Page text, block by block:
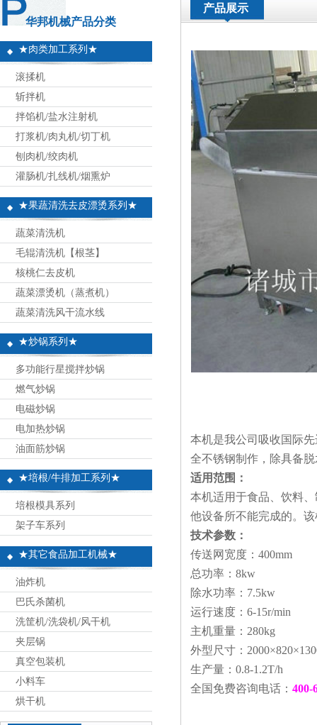
华邦机械产品分类
★肉类加工系列★
滚揉机
斩拌机
拌馅机/盐水注射机
打浆机/肉丸机/切丁机
刨肉机/绞肉机
灌肠机/扎线机/烟熏炉
★果蔬清洗去皮漂烫系列★
蔬菜清洗机
毛辊清洗机【根茎】
核桃仁去皮机
蔬菜漂烫机（蒸煮机）
蔬菜清洗风干流水线
★炒锅系列★
多功能行星搅拌炒锅
燃气炒锅
电磁炒锅
电加热炒锅
油面筋炒锅
★培根/牛排加工系列★
培根模具系列
架子车系列
★其它食品加工机械★
油炸机
巴氏杀菌机
洗筐机/洗袋机/风干机
夹层锅
真空包装机
小料车
烘干机
产品展示
本机是我公司吸收国际
全不锈钢制作，除具备
适用范围：
本机适用于食品、饮料
他设备所不能完成的。
技术参数：
传送网宽度：400mm
总功率：8kw
除水功率：7.5kw
运行速度：6-15r/min
主机重量：280kg
外型尺寸：
生产量：0.8-1.2T/h
全国免费咨询电话： 400-